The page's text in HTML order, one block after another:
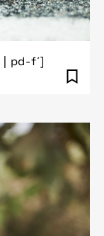
pd-f´]